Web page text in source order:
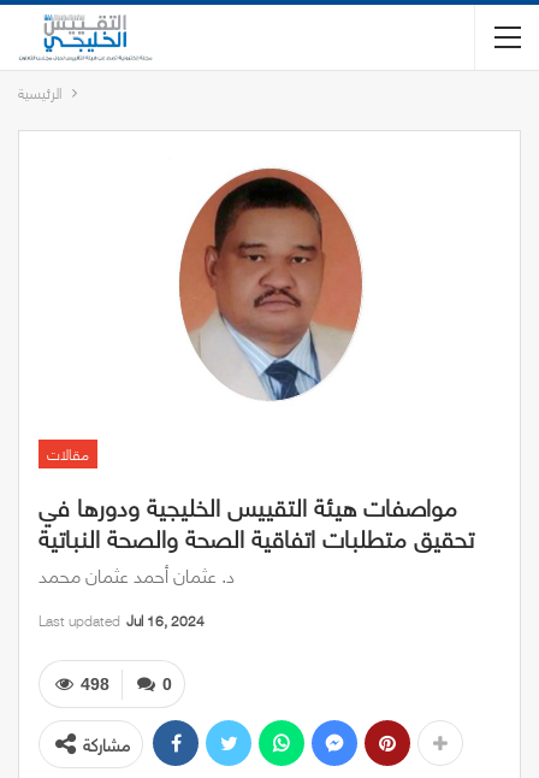
الرئيسية
مقالات
مواصفات هيئة التقييس الخليجية ودورها في
تحقيق متطلبات اتفاقية الصحة والصحة النباتية
د. عثمان أحمد عثمان محمد
Last updated Jul 16, 2024
0
498
مشاركة